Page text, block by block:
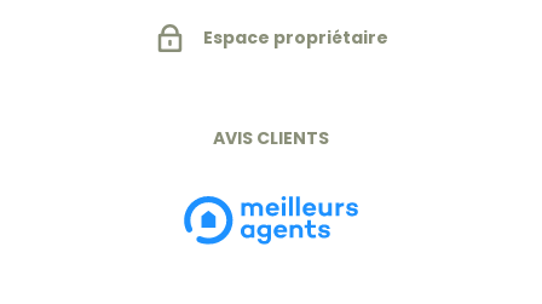
Espace propriétaire
AVIS CLIENTS